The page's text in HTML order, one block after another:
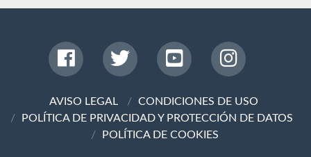
AVISO LEGAL
CONDICIONES DE USO
POLÍTICA DE PRIVACIDAD Y PROTECCIÓN DE DATOS
POLÍTICA DE COOKIES